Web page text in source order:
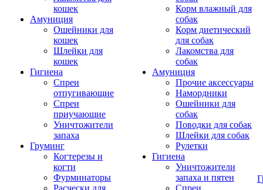
кошек
Амуниция
Ошейники для
кошек
Шлейки для
кошек
Гигиена
Спреи
отпугивающие
Спреи
приучающие
Уничтожители
запаха
Груминг
Когтерезы и
когти
Фурминаторы
Расчески для
Корм влажный для
собак
Корм диетический
для собак
Лакомства для
собак
Амуниция
Прочие аксессуары
Намордники
Ошейники для
собак
Поводки для собак
Шлейки для собак
Рулетки
Гигиена
Уничтожители
запаха и пятен
Спреи